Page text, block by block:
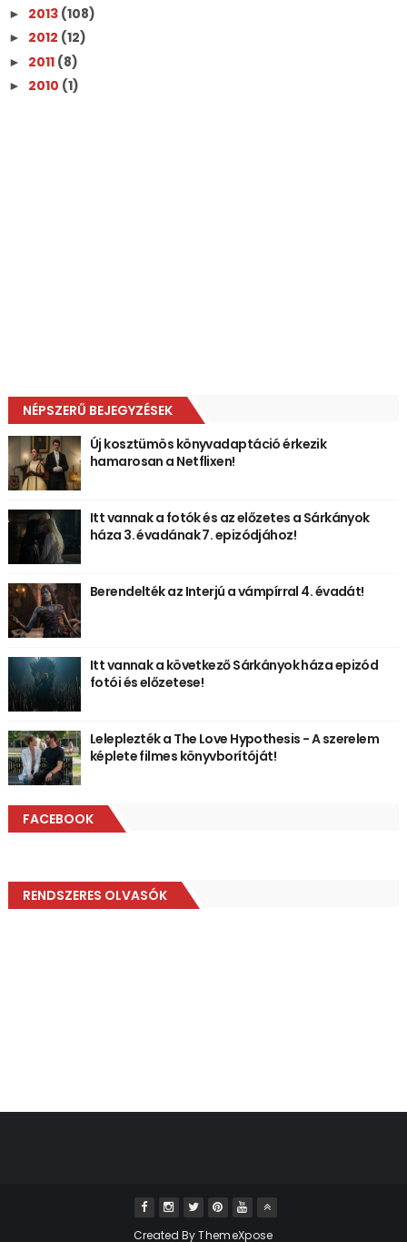
► 2013 (108)
► 2012 (12)
► 2011 (8)
► 2010 (1)
NÉPSZERŰ BEJEGYZÉSEK
Új kosztümös könyvadaptáció érkezik
hamarosan a Netflixen!
Itt vannak a fotók és az előzetes a Sárkányok
háza 3. évadának 7. epizódjához!
Berendelték az Interjú a vámpírral 4. évadát!
Itt vannak a következő Sárkányok háza epizód
fotói és előzetese!
Leleplezték a The Love Hypothesis - A szerelem
képlete filmes könyvborítóját!
FACEBOOK
RENDSZERES OLVASÓK
Created ByThemeXpose